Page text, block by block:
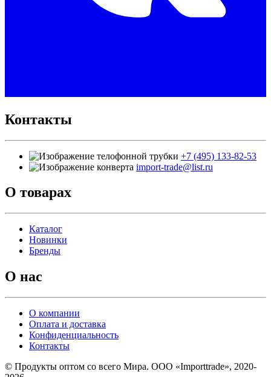
Контакты
+7 (495) 133-82-53
import-trade@list.ru
О товарах
Каталог
Новинки
Бренды
О нас
О компании
Оплата и доставка
Конфиденциальность
Контакты
© Продукты оптом со всего Мира. ООО «Importtrade», 2020-